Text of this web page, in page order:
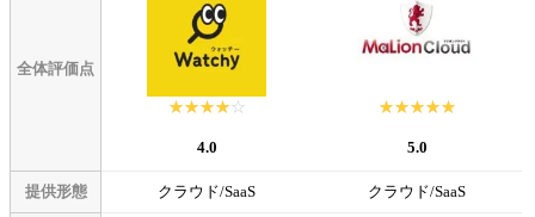
全体評価点
☆☆☆☆☆
★★★★★
4.0
☆☆☆☆☆
★★★★★
5.0
提供形態 クラウド/SaaS クラウド/SaaS